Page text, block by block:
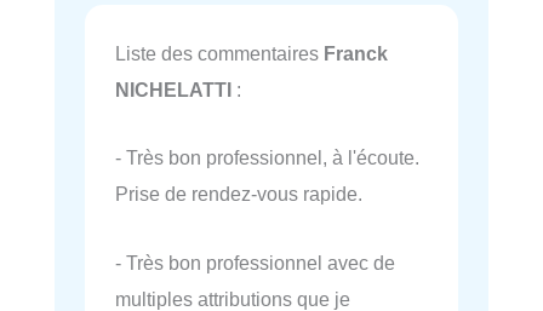
Liste des commentaires Franck
NICHELATTI :
- Très bon professionnel, à l'écoute.
Prise de rendez-vous rapide.
- Très bon professionnel avec de
multiples attributions que je